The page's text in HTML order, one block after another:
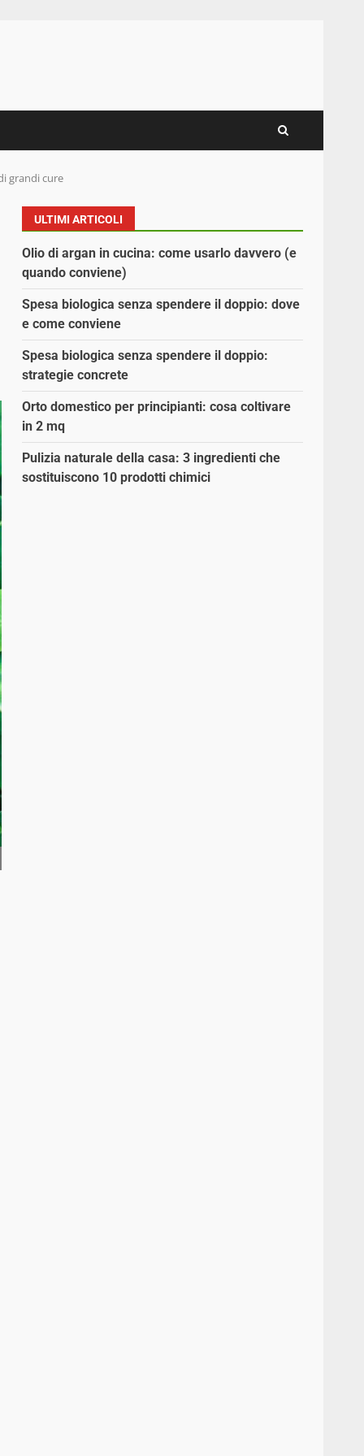
grandi cure
ULTIMI ARTICOLI
Olio di argan in cucina: come usarlo davvero (e
quando conviene)
Spesa biologica senza spendere il doppio: dove
e come conviene
Spesa biologica senza spendere il doppio:
strategie concrete
Orto domestico per principianti: cosa coltivare
in 2 mq
Pulizia naturale della casa: 3 ingredienti che
sostituiscono 10 prodotti chimici